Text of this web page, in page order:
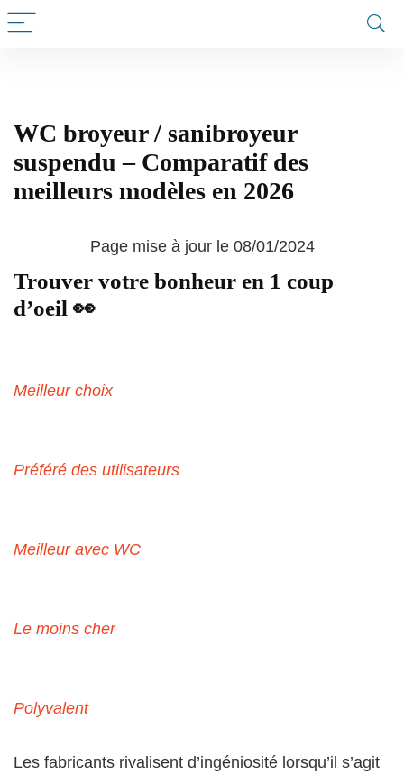
WC broyeur / sanibroyeur
suspendu – Comparatif des
meilleurs modèles en 2026
Page mise à jour le 08/01/2024
Trouver votre bonheur en 1 coup
d’oeil 👀
Meilleur choix
Préféré des utilisateurs
Meilleur avec WC
Le moins cher
Polyvalent
Les fabricants rivalisent d’ingéniosité lorsqu’il s’agit